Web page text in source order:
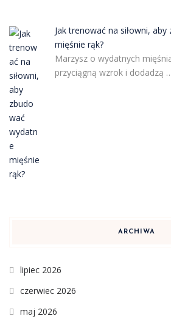
Jak trenować na siłowni,
mięśnie rąk?
Marzysz o wydatnych
przyciągną wzrok i dodadzą
ARCHIWA
lipiec 2026
czerwiec 2026
maj 2026